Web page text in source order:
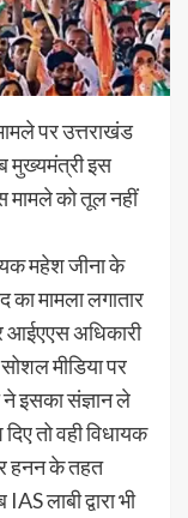
पर उत्तराखंड
मुख्यमंत्री इस
मामले को तूल नहीं
महेश जीना के
का मामला लगातार
आईएएस अधिकारी
मीडिया पर
इसका संज्ञान ले
तो वही विधायक
हनन के तहत
लाबी द्वारा भी